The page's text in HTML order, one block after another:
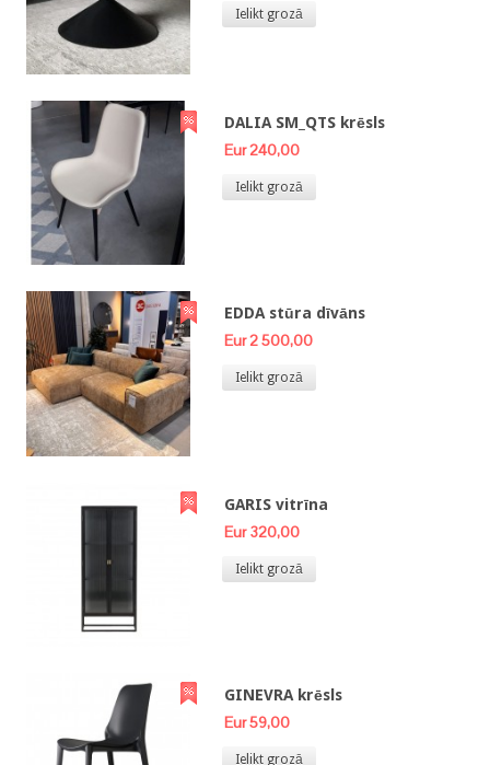
Ielikt grozā
DALIA SM_QTS krēsls
Eur 240,00
Ielikt grozā
EDDA stūra dīvāns
Eur 2 500,00
Ielikt grozā
GARIS vitrīna
Eur 320,00
Ielikt grozā
GINEVRA krēsls
Eur 59,00
Ielikt grozā